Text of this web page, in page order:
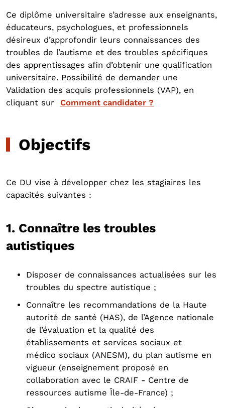
Ce diplôme universitaire s’adresse aux enseignants,
éducateurs, psychologues, et professionnels
désireux d’approfondir leurs connaissances des
troubles de l’autisme et des troubles spécifiques
des apprentissages afin d’obtenir une qualification
universitaire. Possibilité de demander une
Validation des acquis professionnels (VAP), en
cliquant sur Comment candidater ?
Objectifs
Ce DU vise à développer chez les stagiaires les
capacités suivantes :
1. Connaître les troubles
autistiques
Disposer de connaissances actualisées sur les
troubles du spectre autistique ;
Connaître les recommandations de la Haute
autorité de santé (HAS), de l’Agence nationale
de l’évaluation et la qualité des
établissements et services sociaux et
médico sociaux (ANESM), du plan autisme en
vigueur (enseignement proposé en
collaboration avec le CRAIF - Centre de
ressources autisme Île-de-France) ;